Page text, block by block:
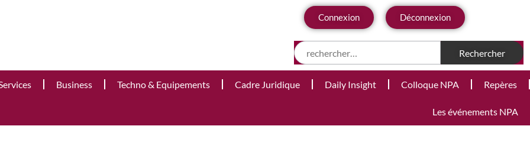
Connexion Déconnexion
Business Techno & Equipements Cadre Juridique Daily Insight Colloque NPA Repères
Les événements NPA